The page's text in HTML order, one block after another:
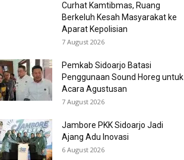
Curhat Kamtibmas, Ruang
Berkeluh Kesah Masyarakat ke
Aparat Kepolisian
7 August 2026
Pemkab Sidoarjo Batasi
Penggunaan Sound Horeg untuk
Acara Agustusan
7 August 2026
Jambore PKK Sidoarjo Jadi
Ajang Adu Inovasi
6 August 2026